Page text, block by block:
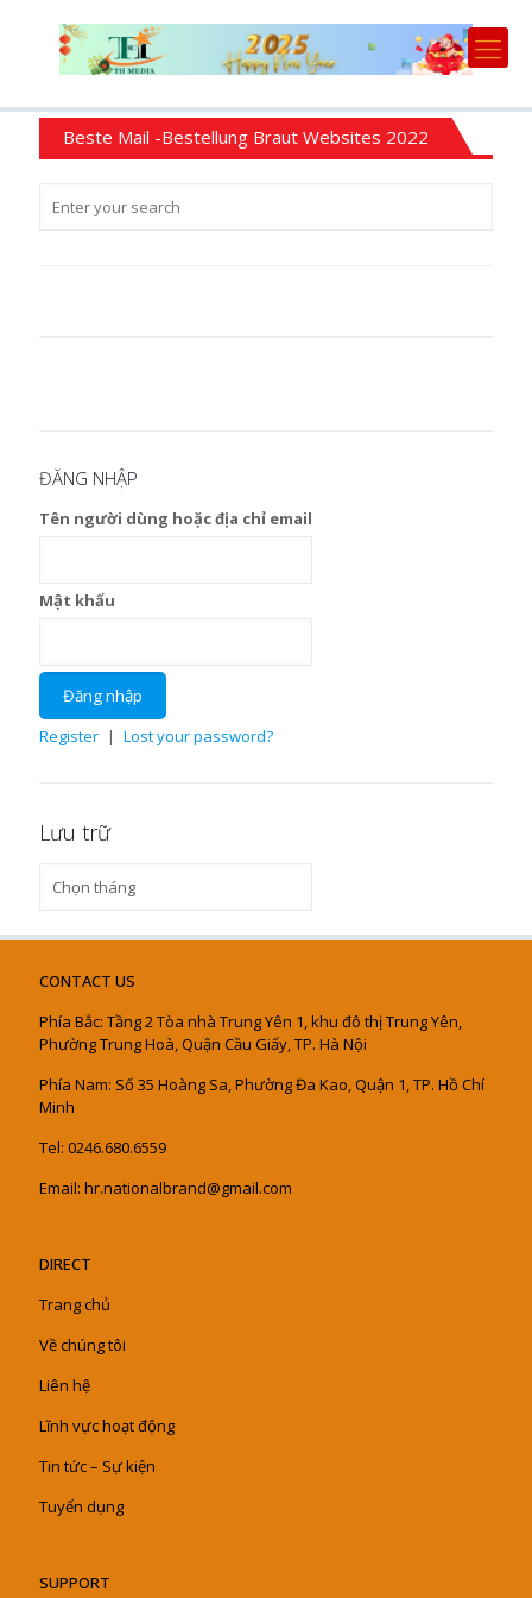
Beste Mail -Bestellung Braut Websites 2022
ĐĂNG NHẬP
Tên người dùng hoặc địa chỉ email
Mật khẩu
Register | Lost your password?
Lưu trữ
trữ
CONTACT US
Phía Bắc: Tầng 2 Tòa nhà Trung Yên 1, khu đô thị Trung Yên,
Phường Trung Hoà, Quận Cầu Giấy, TP. Hà Nội
Phía Nam: Số 35 Hoàng Sa, Phường Đa Kao, Quận 1, TP. Hồ Chí
Minh
Tel: 0246.680.6559
Email: hr.nationalbrand@gmail.com
DIRECT
Trang chủ
Về chúng tôi
Liên hệ
Lĩnh vực hoạt động
Tin tức – Sự kiện
Tuyển dụng
SUPPORT